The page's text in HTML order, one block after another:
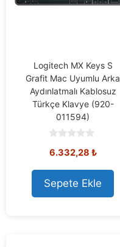
Logitech MX Keys S
Grafit Mac Uyumlu Arka
Aydınlatmalı Kablosuz
Türkçe Klavye (920-
011594)
o
t
o
f
5
6.332,28 ₺
Sepete Ekle